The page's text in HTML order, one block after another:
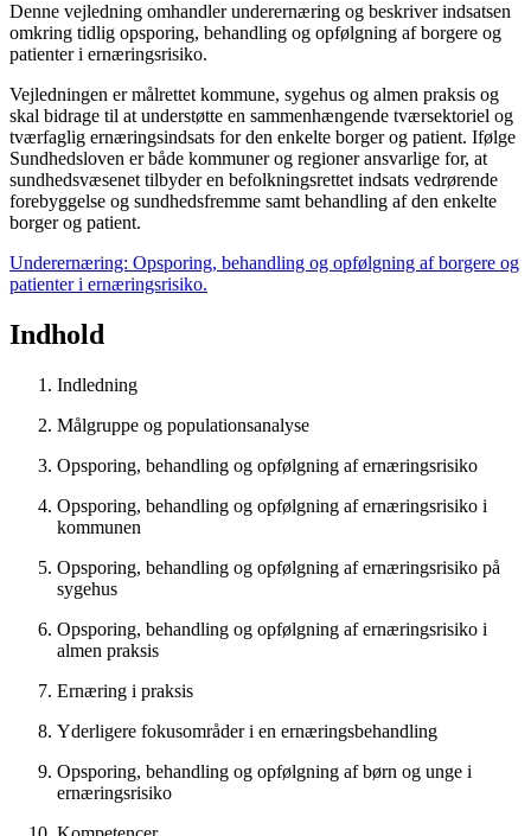
Denne vejledning omhandler underernæring og beskriver indsatsen
omkring tidlig opsporing, behandling og opfølgning af borgere og
patienter i ernæringsrisiko.
Vejledningen er målrettet kommune, sygehus og almen praksis og
skal bidrage til at understøtte en sammenhængende tværsektoriel og
tværfaglig ernæringsindsats for den enkelte borger og patient. Ifølge
Sundhedsloven er både kommuner og regioner ansvarlige for, at
sundhedsvæsenet tilbyder en befolkningsrettet indsats vedrørende
forebyggelse og sundhedsfremme samt behandling af den enkelte
borger og patient.
Underernæring: Opsporing, behandling og opfølgning af borgere og
patienter i ernæringsrisiko.
Indhold
Indledning
Målgruppe og populationsanalyse
Opsporing, behandling og opfølgning af ­ernæringsrisiko
Opsporing, ­behandling og opfølgning af ernæringsrisiko i
kommunen
Opsporing, behandling og opfølgning af ernæringsrisiko på
sygehus
Opsporing, behandling og opfølgning af ernæringsrisiko i
almen praksis
Ernæring i praksis
Yderligere ­fokusområder i en ernæringsbehandling
Opsporing, behandling og opfølgning af børn og unge i
ernæringsrisiko